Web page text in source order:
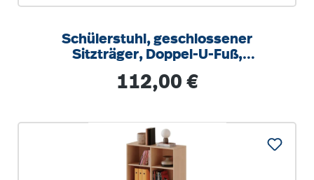
Schülerstuhl, geschlossener
Sitzträger, Doppel-U-Fuß,
Regulärer Preis:
112,00 €